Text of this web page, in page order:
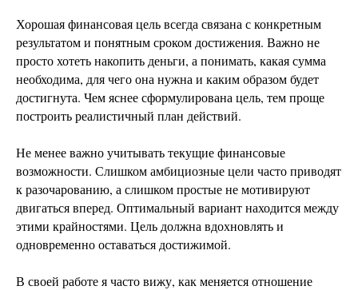
Хорошая финансовая цель всегда связана с конкретным
результатом и понятным сроком достижения. Важно не
просто хотеть накопить деньги, а понимать, какая сумма
необходима, для чего она нужна и каким образом будет
достигнута. Чем яснее сформулирована цель, тем проще
построить реалистичный план действий.
Не менее важно учитывать текущие финансовые
возможности. Слишком амбициозные цели часто приводят
к разочарованию, а слишком простые не мотивируют
двигаться вперед. Оптимальный вариант находится между
этими крайностями. Цель должна вдохновлять и
одновременно оставаться достижимой.
В своей работе я часто вижу, как меняется отношение